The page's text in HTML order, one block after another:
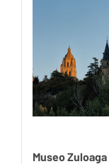
Museo Zuloaga